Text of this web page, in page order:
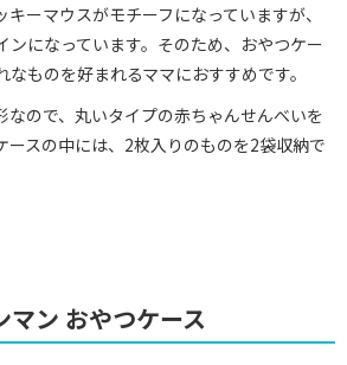
ーマウスがモチーフになっていますが、
ンになっています。そのため、おやつケー
ものを好まれるママにおすすめです。
なので、丸いタイプの赤ちゃんせんべいを
ースの中には、2枚入りのものを2袋収納で
ン おやつケース